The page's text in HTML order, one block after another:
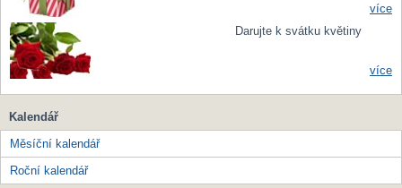
více
Darujte k svátku květiny
více
Kalendář
Měsíční kalendář
Roční kalendář